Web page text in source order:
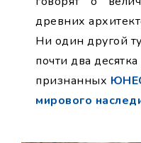
древних
Ни один другой
почти два
признанных
мирового